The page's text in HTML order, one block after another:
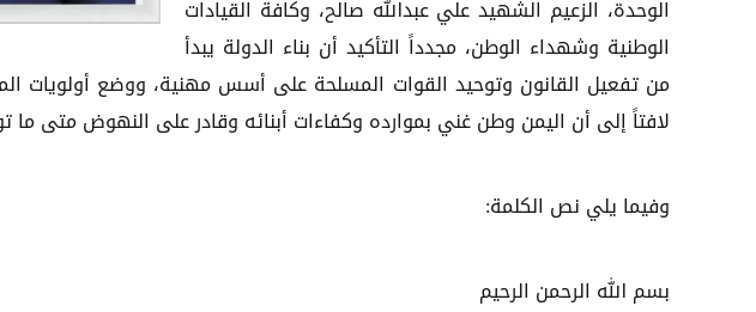
الوحدة، الزعيم الشهيد علي عبدالله صالح، وكافة القيادات
الوطنية وشهداء الوطن، مجدداً التأكيد أن بناء الدولة يبدأ
من تفعيل القانون وتوحيد القوات المسلحة على أسس مهنية، ووضع أولويات
لافتاً إلى أن اليمن وطن غني بموارده وكفاءات أبنائه وقادر على النهوض متى ما
وفيما يلي نص الكلمة:
بسم الله الرحمن الرحيم